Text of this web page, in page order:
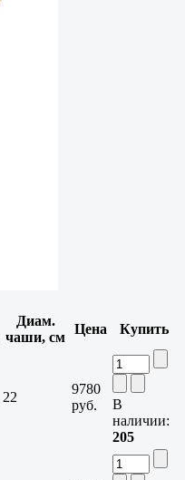
Диам.
чаши, см
Цена Купить
22
9780
руб.
В
наличии:
205